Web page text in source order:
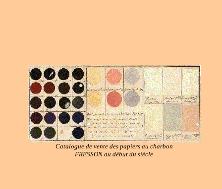
Catalogue de vente des papiers au charbon
FRESSON au début du siècle